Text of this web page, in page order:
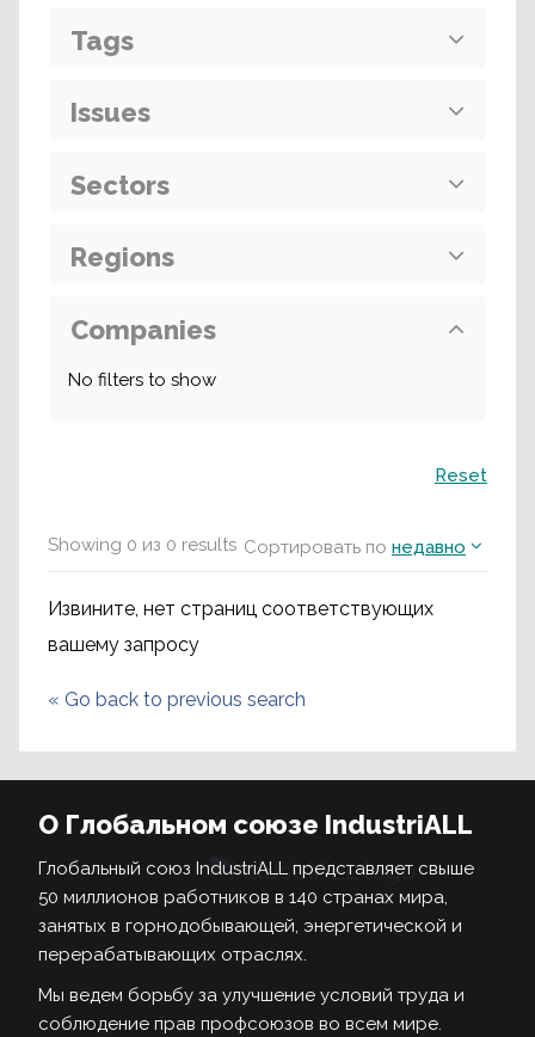
Showing 0 из 0 results Сортировать по недавно
Извините, нет страниц соответствующих
вашему запросу
« Go back to previous search
Tags
Issues
Sectors
Regions
Companies
No filters to show
Reset
О Глобальном союзе IndustriALL
Глобальный союз IndustriALL представляет свыше
50 миллионов работников в 140 странах мира,
занятых в горнодобывающей, энергетической и
перерабатывающих отраслях.
Мы ведем борьбу за улучшение условий труда и
соблюдение прав профсоюзов во всем мире.